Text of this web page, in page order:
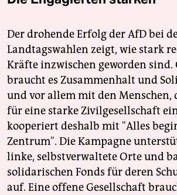
Der drohende Erfolg der AfD bei
Landtagswahlen zeigt, wie stark
Kräfte inzwischen geworden sind.
braucht es Zusammenhalt und
und vor allem mit den Menschen,
für eine starke Zivilgesellschaft
kooperiert deshalb mit "Alles
Zentrum". Die Kampagne
linke, selbstverwaltete Orte und
solidarischen Fonds für deren
auf. Eine offene Gesellschaft